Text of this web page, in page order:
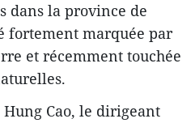
dans la province de
fortement marquée par
et récemment touchée
Cao, le dirigeant